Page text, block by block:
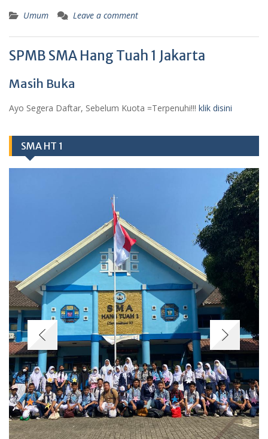
Umum Leave a comment
SPMB SMA Hang Tuah 1 Jakarta
Masih Buka
Ayo Segera Daftar, Sebelum Kuota =Terpenuhi!!! klik disini
SMA HT 1